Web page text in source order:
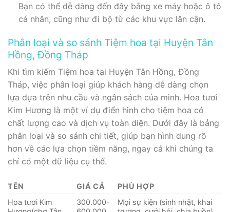
Bạn có thể dễ dàng đến đây bằng xe máy hoặc ô tô
cá nhân, cũng như đi bộ từ các khu vực lân cận.
Phân loại và so sánh Tiệm hoa tại Huyện Tân
Hồng, Đồng Tháp
Khi tìm kiếm Tiệm hoa tại Huyện Tân Hồng, Đồng
Tháp, việc phân loại giúp khách hàng dễ dàng chọn
lựa dựa trên nhu cầu và ngân sách của mình. Hoa tươi
Kim Hương là một ví dụ điển hình cho tiệm hoa có
chất lượng cao và dịch vụ toàn diện. Dưới đây là bảng
phân loại và so sánh chi tiết, giúp bạn hình dung rõ
hơn về các lựa chọn tiềm năng, ngay cả khi chúng ta
chỉ có một dữ liệu cụ thể.
TÊN GIÁ CẢ
PHÙ HỢP
Hoa tươi Kim
300.000-
Mọi sự kiện (sinh nhật, khai